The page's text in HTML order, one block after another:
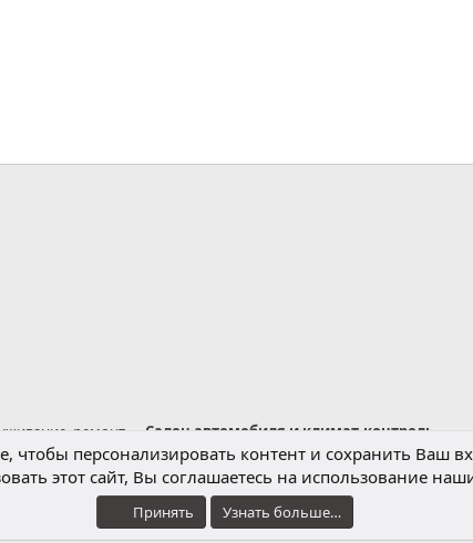
ремонт Салон автомобиля и климат-контроль
Обратная связь Условия и правила
персонализировать контент и сохранить Ваш
этот сайт, Вы соглашаетесь на использование
Принять Узнать больше…